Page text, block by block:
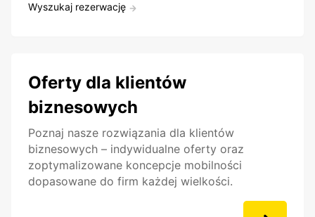
Wyszukaj rezerwację
Oferty dla klientów
biznesowych
Poznaj nasze rozwiązania dla klientów
biznesowych – indywidualne oferty oraz
zoptymalizowane koncepcje mobilności
dopasowane do firm każdej wielkości.